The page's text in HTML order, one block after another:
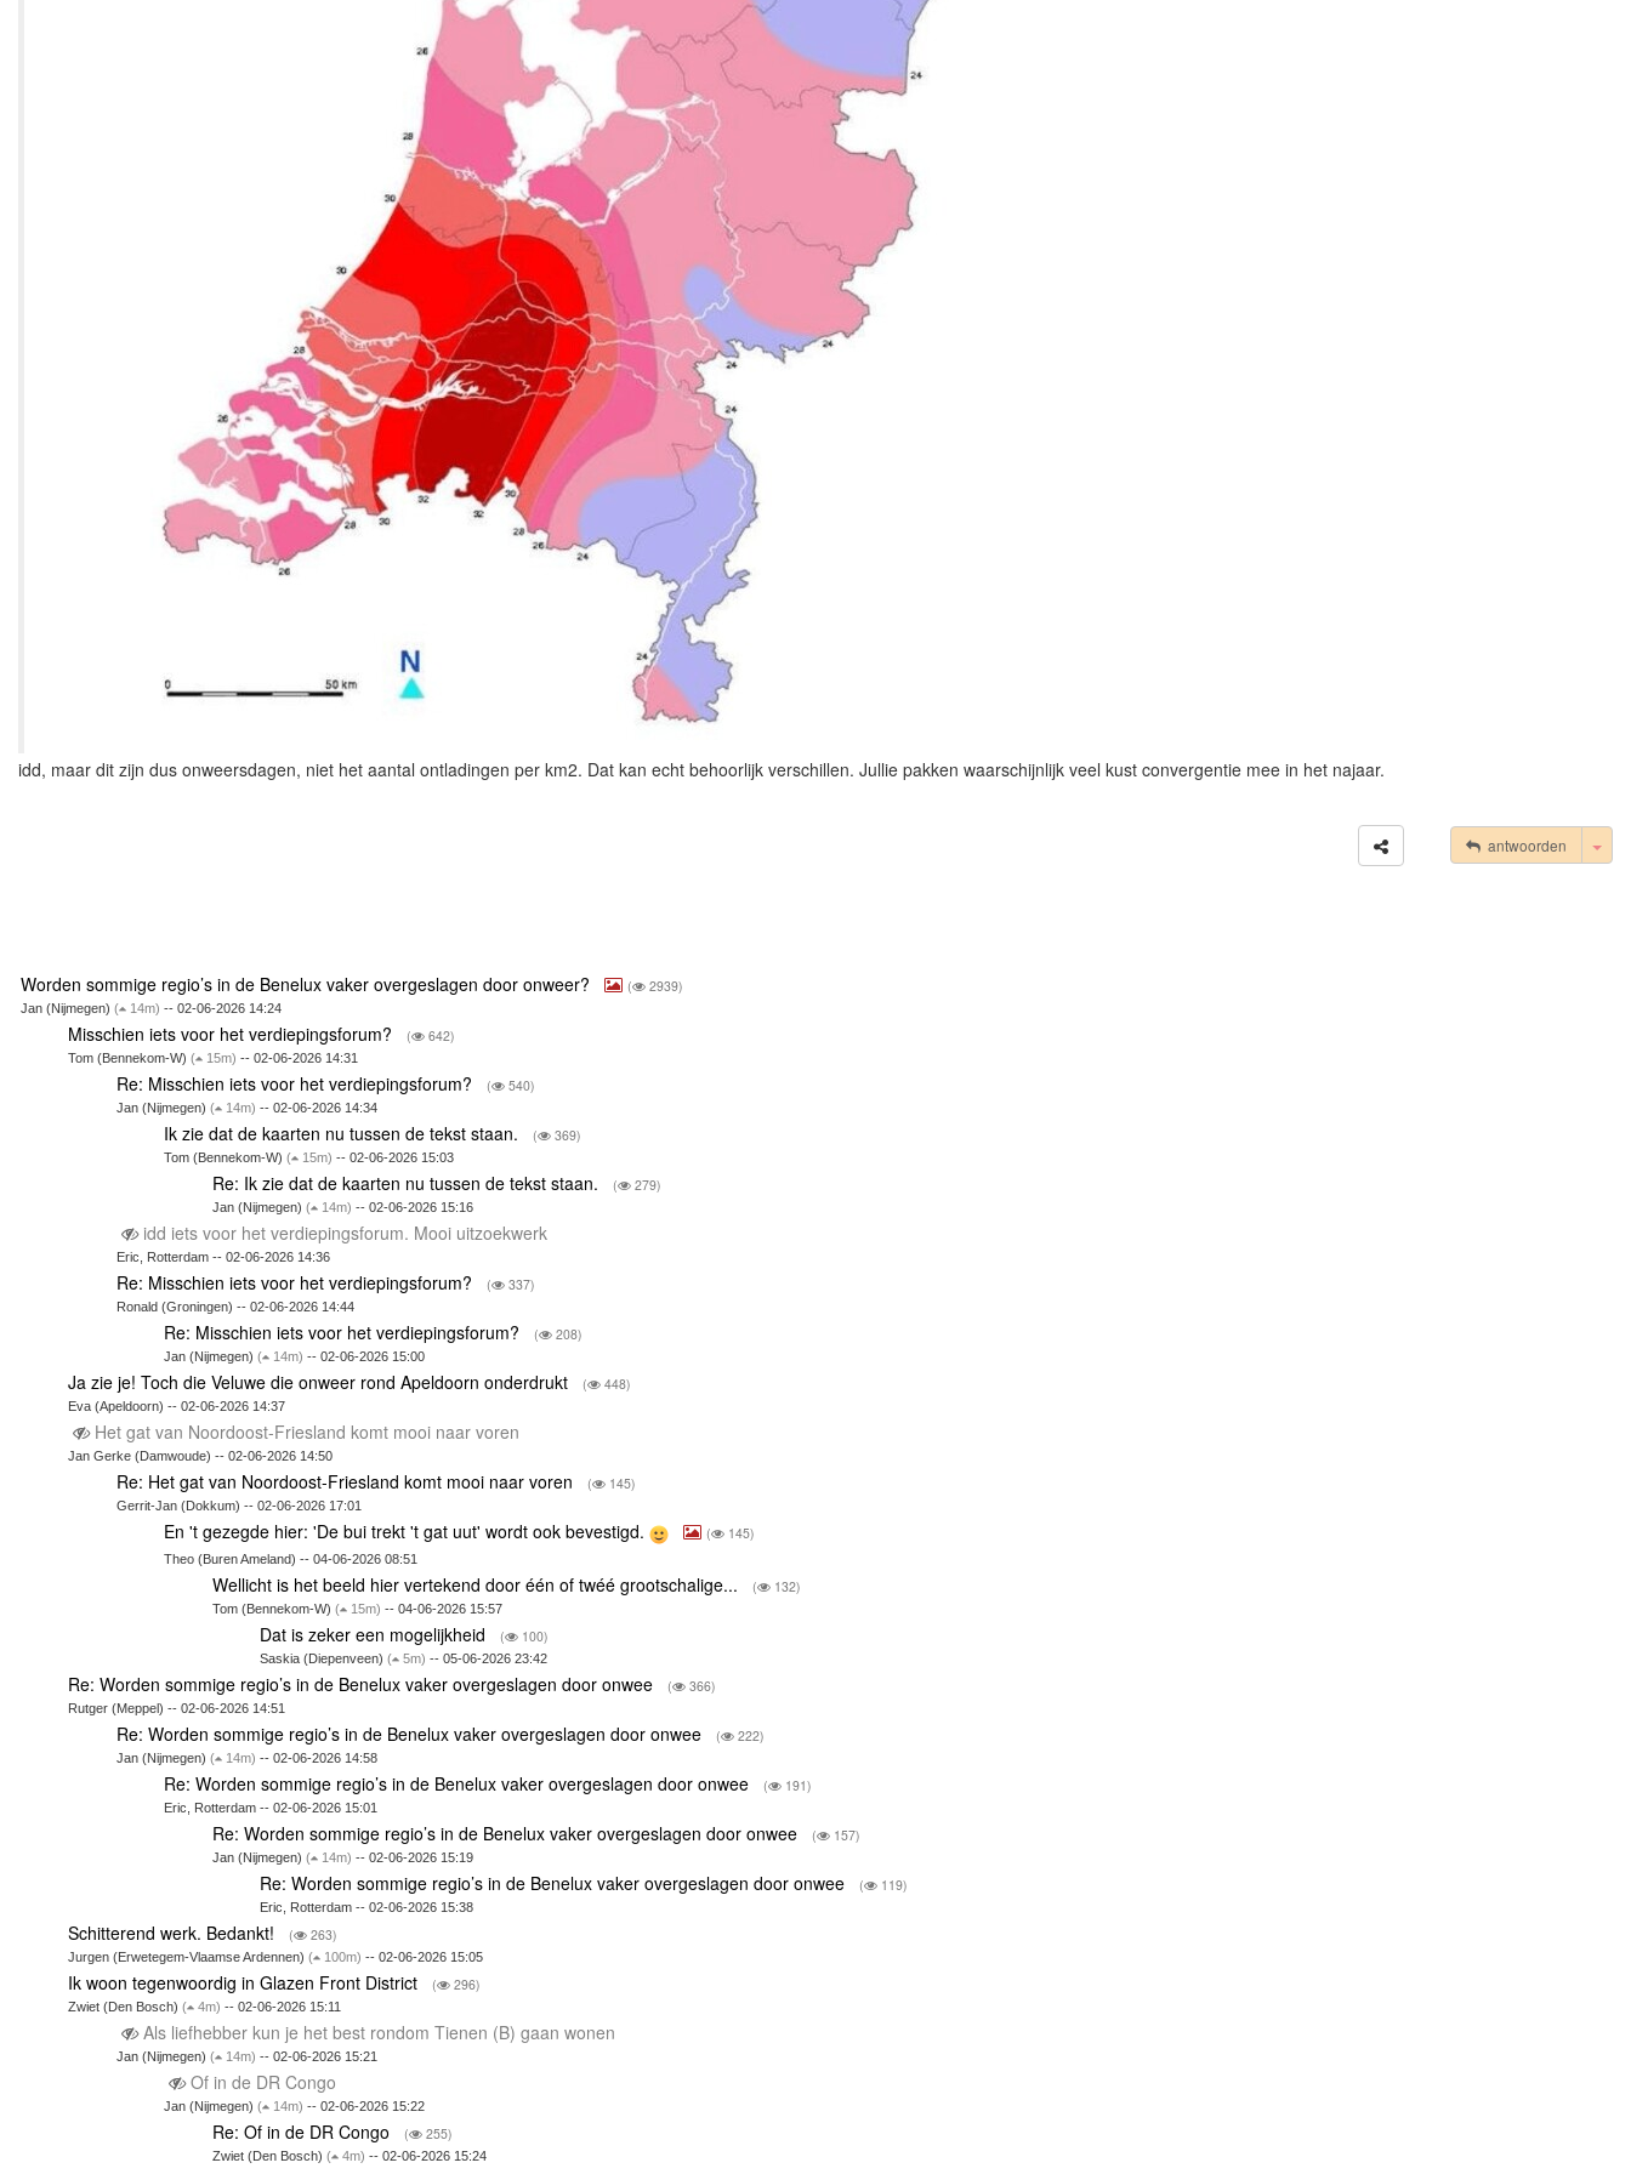
idd, maar dit zijn dus onweersdagen, niet het aantal ontladingen per km2. Dat kan echt behoorlijk verschillen. Jullie pakken waarschijnlijk veel kust convergentie mee in het najaar.
antwoorden
Worden sommige regio’s in de Benelux vaker overgeslagen door onweer? ( 2939)
Jan (Nijmegen) ( 14m) -- 02-06-2026 14:24
Misschien iets voor het verdiepingsforum? ( 642)
Tom (Bennekom-W)( 15m) -- 02-06-2026 14:31
Re: Misschien iets voor het verdiepingsforum? ( 540)
Jan (Nijmegen) ( 14m) -- 02-06-2026 14:34
Ik zie dat de kaarten nu tussen de tekst staan. ( 369)
Tom (Bennekom-W)( 15m) -- 02-06-2026 15:03
Re: Ik zie dat de kaarten nu tussen de tekst staan. ( 279)
Jan (Nijmegen) ( 14m) -- 02-06-2026 15:16
idd iets voor het verdiepingsforum. Mooi uitzoekwerk
Eric, Rotterdam -- 02-06-2026 14:36
Re: Misschien iets voor het verdiepingsforum? ( 337)
Ronald (Groningen) -- 02-06-2026 14:44
Re: Misschien iets voor het verdiepingsforum? ( 208)
Jan (Nijmegen)( 14m) -- 02-06-2026 15:00
Ja zie je! Toch die Veluwe die onweer rond Apeldoorn onderdrukt ( 448)
Eva (Apeldoorn) -- 02-06-2026 14:37
Het gat van Noordoost-Friesland komt mooi naar voren
Jan Gerke (Damwoude) -- 02-06-2026 14:50
Re: Het gat van Noordoost-Friesland komt mooi naar voren ( 145)
Gerrit-Jan (Dokkum) -- 02-06-2026 17:01
En 't gezegde hier: 'De bui trekt 't gat uut' wordt ook bevestigd. ( 145)
Theo (Buren Ameland) -- 04-06-2026 08:51
Wellicht is het beeld hier vertekend door één of twéé grootschalige... ( 132)
Tom (Bennekom-W) ( 15m) -- 04-06-2026 15:57
Dat is zeker een mogelijkheid ( 100)
Saskia (Diepenveen)( 5m) -- 05-06-2026 23:42
Re: Worden sommige regio’s in de Benelux vaker overgeslagen door onwee ( 366)
Rutger (Meppel) -- 02-06-2026 14:51
Re: Worden sommige regio’s in de Benelux vaker overgeslagen door onwee ( 222)
Jan (Nijmegen) ( 14m) -- 02-06-2026 14:58
Re: Worden sommige regio’s in de Benelux vaker overgeslagen door onwee ( 191)
Eric, Rotterdam -- 02-06-2026 15:01
Re: Worden sommige regio’s in de Benelux vaker overgeslagen door onwee ( 157)
Jan (Nijmegen) ( 14m) -- 02-06-2026 15:19
Re: Worden sommige regio’s in de Benelux vaker overgeslagen door onwee ( 119)
Eric, Rotterdam -- 02-06-2026 15:38
Schitterend werk. Bedankt! ( 263)
Jurgen (Erwetegem-Vlaamse Ardennen)( 100m) -- 02-06-2026 15:05
Ik woon tegenwoordig in Glazen Front District ( 296)
Zwiet (Den Bosch)( 4m) -- 02-06-2026 15:11
Als liefhebber kun je het best rondom Tienen (B) gaan wonen
Jan (Nijmegen) ( 14m) -- 02-06-2026 15:21
Of in de DR Congo
Jan (Nijmegen)( 14m) -- 02-06-2026 15:22
Re: Of in de DR Congo ( 255)
Zwiet (Den Bosch) ( 4m) -- 02-06-2026 15:24